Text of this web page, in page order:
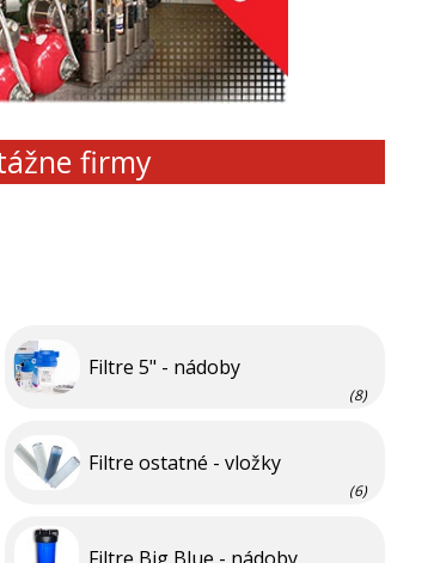
firmy
Filtre 5" - nádoby
(8)
Filtre ostatné - vložky
(6)